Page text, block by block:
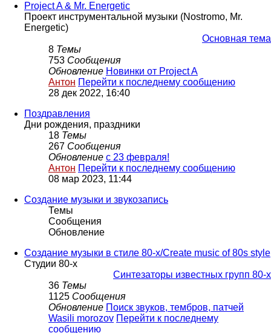
Project A & Mr. Energetic
Проект инструментальной музыки (Nostromo, Mr.
Energetic)
Основная тема
8 Темы
753 Сообщения
Обновление Новинки от Project A
Антон Перейти к последнему сообщению
28 дек 2022, 16:40
Поздравления
Дни рождения, праздники
18 Темы
267 Сообщения
Обновление с 23 февраля!
Антон Перейти к последнему сообщению
08 мар 2023, 11:44
Создание музыки и звукозапись
Темы
Сообщения
Обновление
Создание музыки в стиле 80-х/Create music of 80s style
Студии 80-х
Синтезаторы известных групп 80-х
36 Темы
1125 Сообщения
Обновление Поиск звуков, тембров, патчей
Wasili morozov Перейти к последнему
сообщению